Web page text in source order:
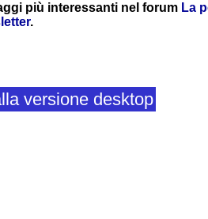
più interessanti nel forum La
.
versione desktop